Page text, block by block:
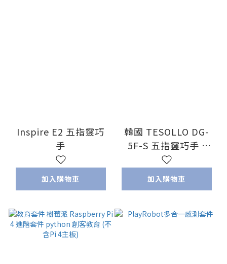
Inspire E2 五指靈巧
手
加入購物車
韓國 TESOLLO DG-
5F-S 五指靈巧手 (
15DOF / 20DOF )
加入購物車